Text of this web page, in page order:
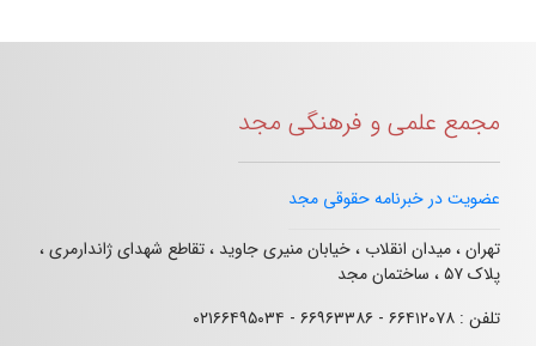
مجمع علمی و فرهنگی مجد
عضویت در خبرنامه حقوقی مجد
تهران ، میدان انقلاب ، خیابان منیری جاوید ، تقاطع شهدای ژاندارمری ،
پلاک ۵۷ ، ساختمان مجد
تلفن : ۶۶۴۱۲۰۷۸ - ۶۶۹۶۳۳۸۶ - ۰۲۱۶۶۴۹۵۰۳۴